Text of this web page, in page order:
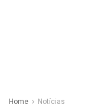
Home Notícias